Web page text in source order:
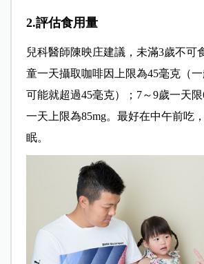
2.評估食用量
兒科醫師陳映庄建議，未滿3歲不可
童一天攝取咖啡因上限為45毫克（
可能就超過45毫克）；7～9歲一天限
一天上限為85mg。最好在中午前吃
眠。